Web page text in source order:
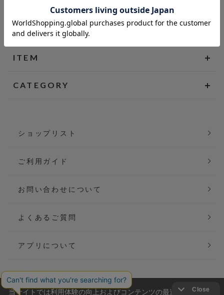
BRAND
ITEM
CATEGORY
ショップリスト
ご利用ガイド
お問い合わせについて
よくあるご質問
アプリについて
当サイトでは利用体験の向上およびコンテンツの最適な提供、ト